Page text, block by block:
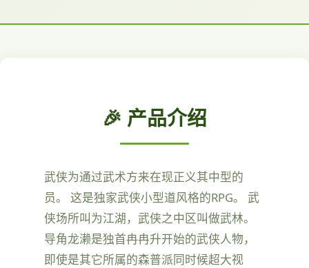
🎉 产品介绍
武侠为通过武术方来在现正义其中型的
员。 这是独家武侠小型道风格的RPG。 武
侠场所叫为江湖，武侠之中区叫做武林。
导角龙濑是独首冉冉升开始的武侠人物，
即使是其它所属的森普派同时候超大视